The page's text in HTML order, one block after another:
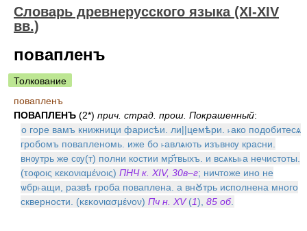
Словарь древнерусского языка (XI-XIV
вв.)
повапленъ
Толкование
повапленъ
ПОВАПЛЕНЪ (2*) прич. страд. прош. Покрашенный:
о горе вамъ книжници фарисѣи. ли||цемѣри. ˫ако подобитесѧ
гробомъ повапленомь. иже бо ˫авлѧють изъвнѹ красни.
внѹтрь же сѹ(т) полни костии мр҃твыхъ. и всѧкы˫а нечистоты.
(τοφοις κεκονιαμένοις) ПНЧ к. XIV, 30в–г; ничтоже ино не
ѡбр˫ащи, развѣ гроба поваплена. а внꙊтрь исполнена много
скверности. (κεκονιασμένον) Пч н. XV(1), 85 об.